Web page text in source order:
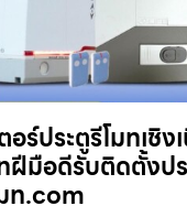
ร์ประตูรีโมทเชิ
ฝีมือดีรับติดตั้งป
ท.com